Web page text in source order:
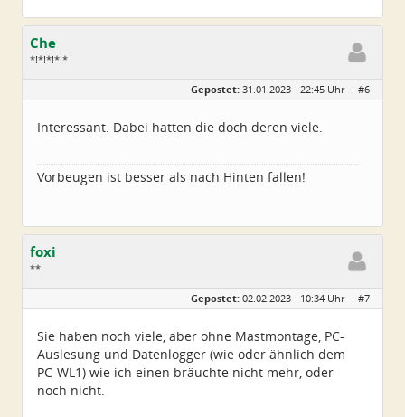
Che
*!*!*!*!*
Alter:
72
Dabei seit:
06 / 2014
Gepostet: 31.01.2023 - 22:45 Uhr · #6
Interessant. Dabei hatten die doch deren viele.
Vorbeugen ist besser als nach Hinten fallen!
foxi
**
Geschlecht:
Beiträge:
23
Gepostet: 02.02.2023 - 10:34 Uhr · #7
Sie haben noch viele, aber ohne Mastmontage, PC-
Auslesung und Datenlogger (wie oder ähnlich dem
PC-WL1) wie ich einen bräuchte nicht mehr, oder
noch nicht.